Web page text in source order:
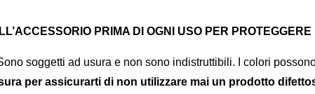
PRIMA DI OGNI USO PER
soggetti ad usura e non sono indistruttibili. I colori
per assicurarti di non utilizzare mai un prodotto